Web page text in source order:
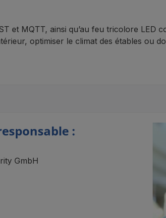
et MQTT, ainsi qu’au feu tricolore LED
optimiser le climat des étables ou
:
GmbH